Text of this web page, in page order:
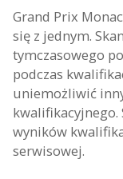
Grand Prix
się z jednym.
tymczasowego
podczas
uniemożliwić
kwalifikacyjnego.
wyników
serwisowej.